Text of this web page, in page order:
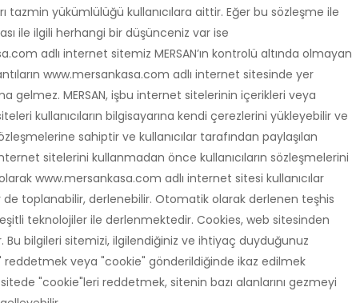
tazmin yükümlülüğü kullanıcılara aittir. Eğer bu sözleşme ile
ile ilgili herhangi bir düşünceniz var ise
adlı internet sitemiz MERSAN’ın kontrolü altında olmayan
www.mersankasa.com adlı internet sitesinde yer
gelmez. MERSAN, işbu internet sitelerinin içerikleri veya
kullanıcıların bilgisayarına kendi çerezlerini yükleyebilir ve
sahiptir ve kullanıcılar tarafından paylaşılan
sitelerini kullanmadan önce kullanıcıların sözleşmelerini
www.mersankasa.com adlı internet sitesi kullanıcılar
de toplanabilir, derlenebilir. Otomatik olarak derlenen teşhis
teknolojiler ile derlenmektedir. Cookies, web sitesinden
Bu bilgileri sitemizi, ilgilendiğiniz ve ihtiyaç duyduğunuz
veya "cookie" gönderildiğinde ikaz edilmek
"cookie"leri reddetmek, sitenin bazı alanlarını gezmeyi